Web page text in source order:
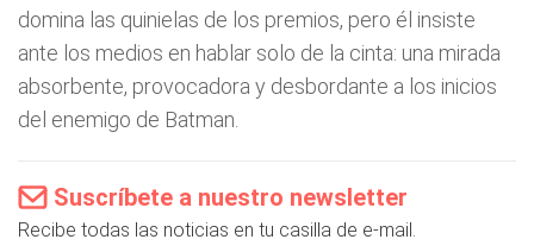
domina las quinielas de los premios, pero él insiste
ante los medios en hablar solo de la cinta: una mirada
absorbente, provocadora y desbordante a los inicios
del enemigo de Batman.
Suscríbete a nuestro newsletter
Recibe todas las noticias en tu casilla de e-mail.